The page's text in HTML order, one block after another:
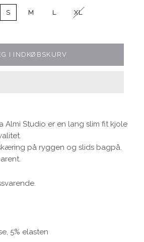
S M L XL
I INDKØBSKURV
Almi Studio er en lang slim fit kjole
på ryggen og slids bagpå.
5% elasten